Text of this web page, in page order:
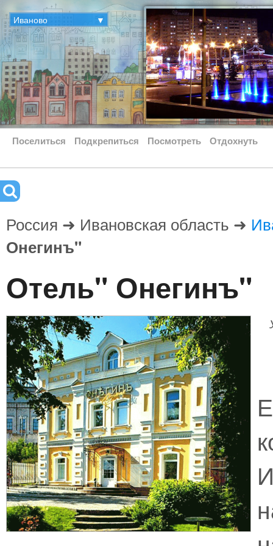
Иваново ▼
Поселиться Подкрепиться Посмотреть Отдохнуть
Россия ➜ Ивановская область ➜
Онегинъ"
Отель" Онегинъ"